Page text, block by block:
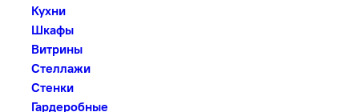
Кухни
Шкафы
Витрины
Стеллажи
Стенки
Гардеробные